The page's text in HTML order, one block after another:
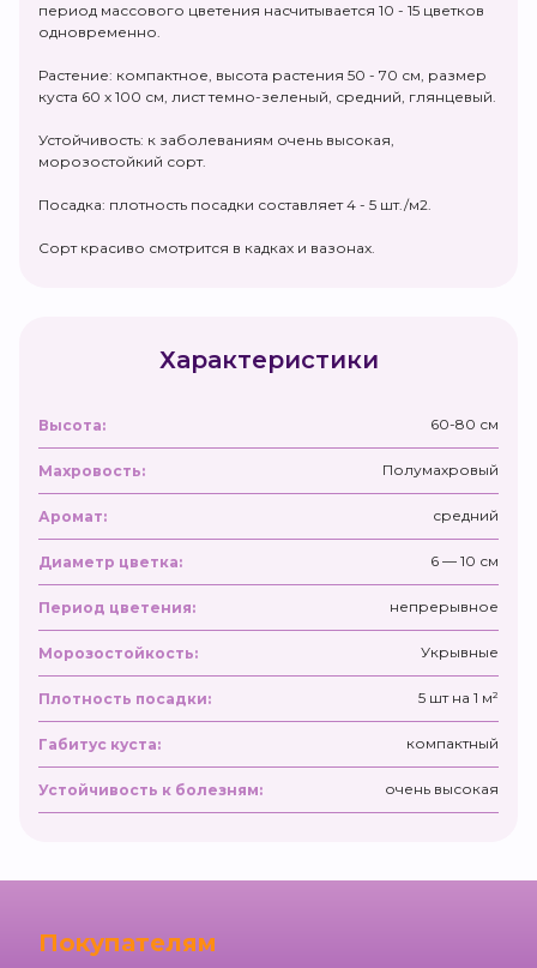
период массового цветения насчитывается 10 - 15 цветков
одновременно.
Растение: компактное, высота растения 50 - 70 см, размер
куста 60 х 100 см, лист темно-зеленый, средний, глянцевый.
Устойчивость: к заболеваниям очень высокая,
морозостойкий сорт.
Посадка: плотность посадки составляет 4 - 5 шт./м2.
Сорт красиво смотрится в кадках и вазонах.
Характеристики
Высота: 60-80 см
Махровость: Полумахровый
Аромат: средний
Диаметр цветка: 6 — 10 см
Период цветения: непрерывное
Морозостойкость: Укрывные
Плотность посадки: 5 шт на 1 м²
Габитус куста: компактный
Устойчивость к болезням: очень высокая
Покупателям